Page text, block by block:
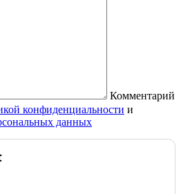
Комментарий
конфиденциальности и
данных